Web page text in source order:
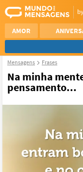
AMOR
REFLEXÃO
SAUDADE
Mensagens Frases
Na minha
pensamento...